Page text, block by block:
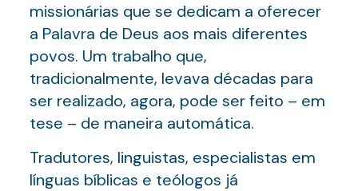
missionárias que se dedicam a oferecer
a Palavra de Deus aos mais diferentes
povos. Um trabalho que,
tradicionalmente, levava décadas para
ser realizado, agora, pode ser feito – em
tese – de maneira automática.
Tradutores, linguistas, especialistas em
línguas bíblicas e teólogos já